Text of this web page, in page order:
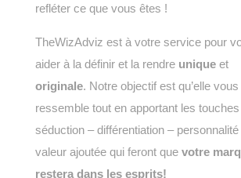
refléter ce que vous êtes !
TheWizAdviz est à votre service pour
aider à la définir et la rendre uniqueet
originale. Notre objectif est qu’elle vous
ressemble tout en apportant les
séduction – différentiation – personnalité
valeur ajoutée qui feront que votre
restera dans les esprits!